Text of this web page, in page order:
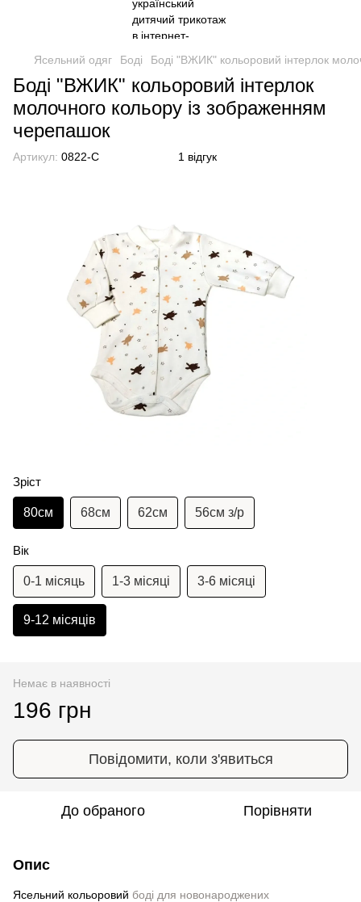
Ясельний одяг Боді Боді "ВЖИК" кольоровий інтерлок
Боді "ВЖИК" кольоровий інтерлок
молочного кольору із зображенням
черепашок
Артикул: 0822-C 1 відгук
Зріст
80см 68см 62см 56см з/р
Вік
0-1 місяць 1-3 місяці 3-6 місяці
9-12 місяців
Немає в наявності
196 грн
Повідомити, коли з'явиться
До обраного Порівняти
Опис
Ясельний кольоровий боді для новонароджених